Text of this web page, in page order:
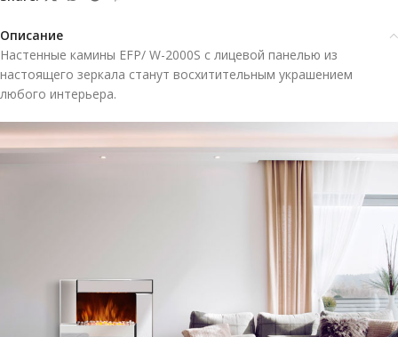
Описание
Настенные камины EFP/ W-2000S с лицевой панелью из
настоящего зеркала станут восхитительным украшением
любого интерьера.